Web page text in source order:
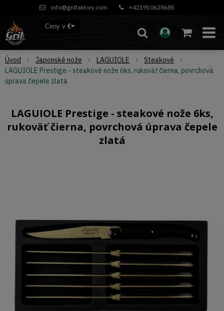
info@grilfaktory.com +421910628685
Ceny v €
Úvod Japonské nože LAGUIOLE
Steakové
LAGUIOLE Prestige - steakové nože 6ks, rukoväť čierna, povrchová
úprava čepele zlatá
LAGUIOLE Prestige - steakové nože 6ks,
rukoväť čierna, povrchová úprava čepele
zlatá